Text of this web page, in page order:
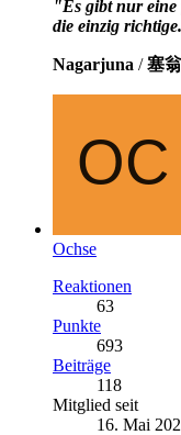
"Es gibt nur eine
die einzig
Nagarjuna /塞
Ochse
Reaktionen
63
Punkte
693
Beiträge
118
Mitglied seit
16. Mai